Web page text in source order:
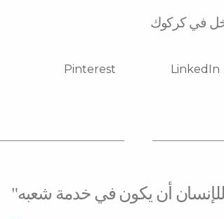
LinkedIn
Pinterest
أن يكون في خدمة شعبه"